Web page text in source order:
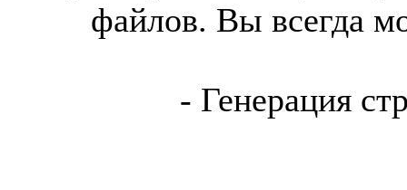
файлов. Вы всегда
- Генерация